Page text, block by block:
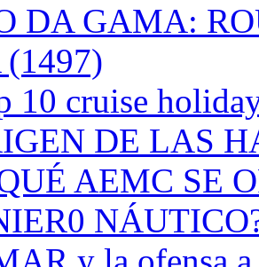
DA GAMA:
10 cruise
DE LAS
AEMC SE